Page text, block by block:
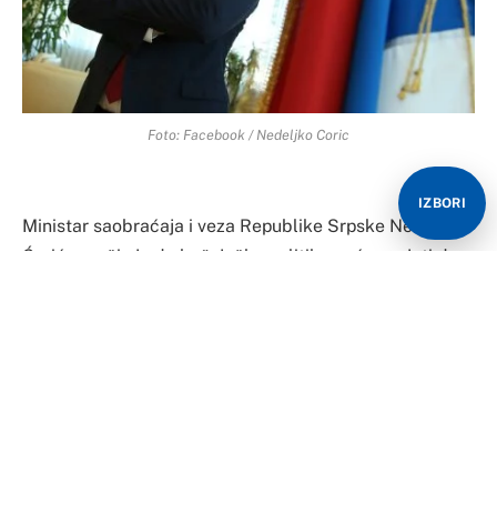
Foto: Facebook / Nedeljko Coric
Ministar saobraćaja i veza Republike Srpske Nedeljko
Ćorić poručio je da bošnjačka politika neće uspjeti da
IZBORI